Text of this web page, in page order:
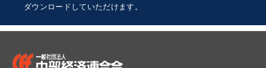
ダウンロードしていただけます。